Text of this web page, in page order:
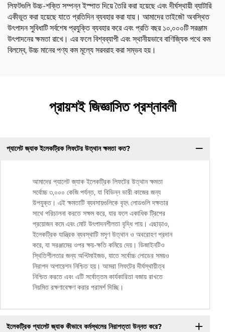
লিফটগুলি উচ্চ-শক্তি সম্পন্ন ইস্পাত দিয়ে তৈরি করা হয়েছে এবং দীর্ঘস্থায়ী ব্যাটারি
একীভূত করা হয়েছে যাতে প্রতিদিন ব্যবহার করা যায়। আমাদের তাইজৌ অবস্থিত
উৎপাদন সুবিধাটি সর্বশেষ প্রযুক্তি ব্যবহার করে এবং প্রতি বছর ১০,০০০টি সরঞ্জাম
উৎপাদনের ক্ষমতা রাখে। এর ফলে বিশ্বব্যাপী এবং স্থানীয়ভাবে বাণিজ্যিক পথে কম
বিলম্বে, উচ্চ মানের পণ্য কম মূল্যে সরবরাহ করা সম্ভব হয়।
প্রায়শই জিজ্ঞাসিত প্রশ্নাবলী
প্যালেট জ্যাক ইলেকট্রিক লিফটের উত্থান ক্ষমতা কত?
আমাদের প্যালেট জ্যাক ইলেকট্রিক লিফটের উত্থান ক্ষমতা
সর্বোচ্চ ৩,০০০ কেজি পর্যন্ত, যা বিভিন্ন ভারী কাজের জন্য
উপযুক্ত। এই ক্ষমতাটি ব্যবসায়গুলিকে বৃহৎ লোডগুলি দক্ষতার
সাথে পরিচালনা করতে সক্ষম করে, যার ফলে একাধিক ট্রিপের
প্রয়োজন কমে এবং মোট উৎপাদনশীলতা বৃদ্ধি পায়। এছাড়াও,
ইলেকট্রিক যান্ত্রিক ব্যবস্থাটি মসৃণ উত্থান ও অবরোহণ প্রদান
করে, যা সরঞ্জামের ওপর ক্ষয়-ক্ষতি কমিয়ে দেয়। ডিজাইনটিও
স্থিতিশীলতার জন্য অপ্টিমাইজড, যাতে সর্বোচ্চ লোডের সময়ও
নিরাপদ অপারেশন নিশ্চিত হয়। আমরা লিফটের দীর্ঘস্থায়ীত্ব
নিশ্চিত করতে এবং এটি সর্বোত্তম কার্যকারিতা বজায় রাখতে
নিয়মিত রক্ষণাবেক্ষণ করার পরামর্শ দিচ্ছি।
ইলেকট্রিক প্যালেট জ্যাক কীভাবে কর্মস্থলের নিরাপত্তা উন্নত করে?